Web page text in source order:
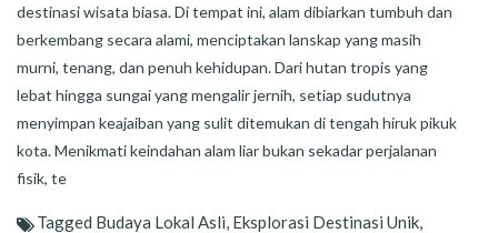
destinasi wisata biasa. Di tempat ini, alam dibiarkan tumbuh dan
berkembang secara alami, menciptakan lanskap yang masih
murni, tenang, dan penuh kehidupan. Dari hutan tropis yang
lebat hingga sungai yang mengalir jernih, setiap sudutnya
menyimpan keajaiban yang sulit ditemukan di tengah hiruk pikuk
kota. Menikmati keindahan alam liar bukan sekadar perjalanan
fisik, te
Tagged Budaya Lokal Asli Eksplorasi Destinasi Unik